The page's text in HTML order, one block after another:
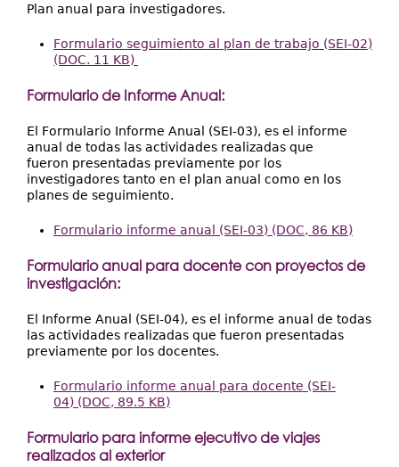
Plan anual para investigadores.
Formulario seguimiento al plan de trabajo (SEI-02)
(DOC. 11 KB)
Formulario de Informe Anual:
El Formulario Informe Anual (SEI-03), es el informe
anual de todas las actividades realizadas que
fueron presentadas previamente por los
investigadores tanto en el plan anual como en los
planes de seguimiento.
Formulario informe anual (SEI-03) (DOC, 86 KB)
Formulario anual para docente con proyectos de
investigación:
El Informe Anual (SEI-04), es el informe anual de todas
las actividades realizadas que fueron presentadas
previamente por los docentes.
Formulario informe anual para docente (SEI-
04) (DOC, 89.5 KB)
Formulario para informe ejecutivo de viajes
realizados al exterior